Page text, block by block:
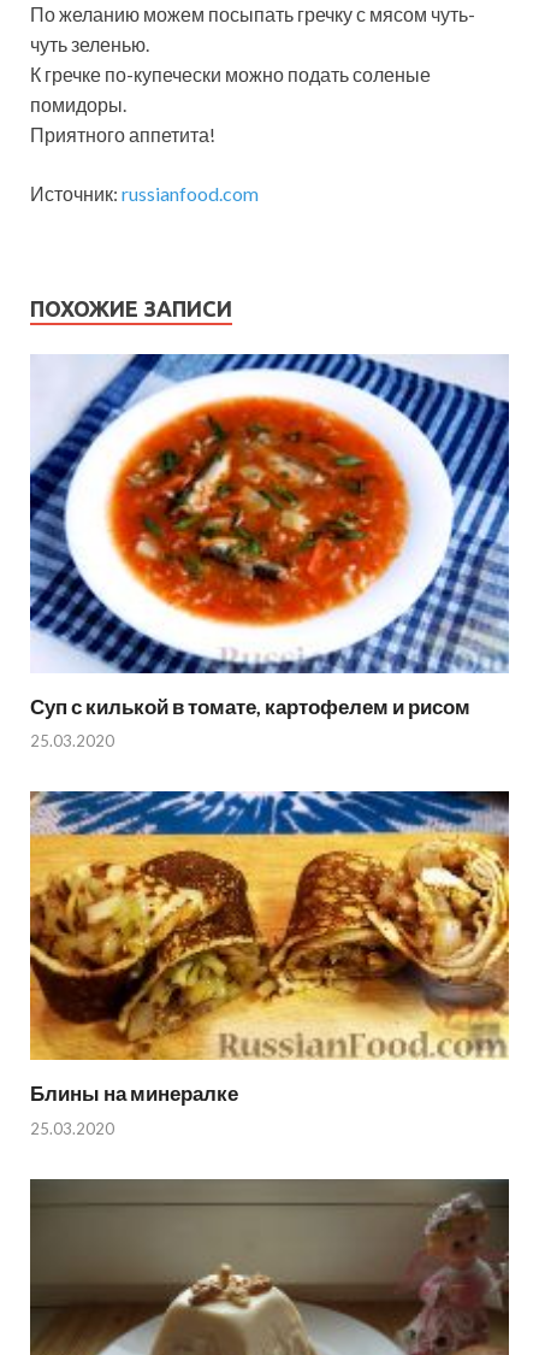
По желанию можем посыпать гречку с мясом чуть-
чуть зеленью.
К гречке по-купечески можно подать соленые
помидоры.
Приятного аппетита!
Источник: russianfood.com
ПОХОЖИЕ ЗАПИСИ
Суп с килькой в томате, картофелем и рисом
25.03.2020
Блины на минералке
25.03.2020